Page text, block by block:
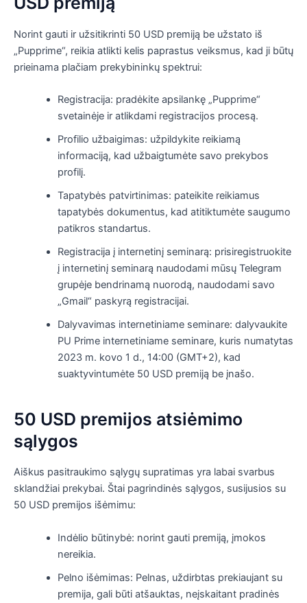
Norint gauti ir užsitikrinti 50 USD premiją be užstato iš
„Pupprime“, reikia atlikti kelis paprastus veiksmus, kad ji būtų
prieinama plačiam prekybininkų spektrui:
Registracija: pradėkite apsilankę „Pupprime“
svetainėje ir atlikdami registracijos procesą.
Profilio užbaigimas: užpildykite reikiamą
informaciją, kad užbaigtumėte savo prekybos
profilį.
Tapatybės patvirtinimas: pateikite reikiamus
tapatybės dokumentus, kad atitiktumėte saugumo
patikros standartus.
Registracija į internetinį seminarą: prisiregistruokite
į internetinį seminarą naudodami mūsų Telegram
grupėje bendrinamą nuorodą, naudodami savo
„Gmail“ paskyrą registracijai.
Dalyvavimas internetiniame seminare: dalyvaukite
PU Prime internetiniame seminare, kuris numatytas
2023 m. kovo 1 d., 14:00 (GMT+2), kad
suaktyvintumėte 50 USD premiją be įnašo.
50 USD premijos atsiėmimo
sąlygos
Aiškus pasitraukimo sąlygų supratimas yra labai svarbus
sklandžiai prekybai. Štai pagrindinės sąlygos, susijusios su
50 USD premijos išėmimu:
Indėlio būtinybė: norint gauti premiją, įmokos
nereikia.
Pelno išėmimas: Pelnas, uždirbtas prekiaujant su
premija, gali būti atšauktas, neįskaitant pradinės